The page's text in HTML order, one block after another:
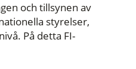
och tillsynen av
styrelser,
På detta FI-